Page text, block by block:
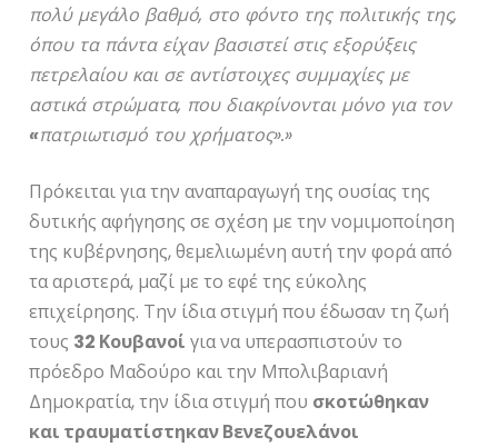
πολύ μεγάλο βαθμό, στο φόντο της πολιτικής της,
όπου τα πάντα είχαν βασιστεί στις εξορύξεις
πετρελαίου και σε αντίστοιχες συμμαχίες με
αστικά στρώματα, που διακρίνονται μόνο για τον
«πατριωτισμό του χρήματος».»
Πρόκειται για την αναπαραγωγή της ουσίας της
δυτικής αφήγησης σε σχέση με την νομιμοποίηση
της κυβέρνησης, θεμελιωμένη αυτή την φορά από
τα αριστερά, μαζί με το εφέ της εύκολης
επιχείρησης. Την ίδια στιγμή που έδωσαν τη ζωή
τους 32 Κουβανοί για να υπερασπιστούν το
πρόεδρο Μαδούρο και την Μπολιβαριανή
Δημοκρατία, την ίδια στιγμή που σκοτώθηκαν
και τραυματίστηκαν Βενεζουελάνοι